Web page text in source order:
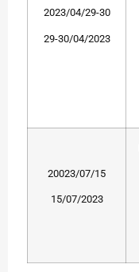
2023/04/29-30
29-30/04/2023
20023/07/15
15/07/2023